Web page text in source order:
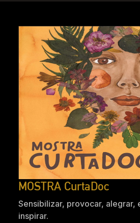
MOSTRA CurtaDoc
Sensibilizar, provocar, alegrar,
inspirar.